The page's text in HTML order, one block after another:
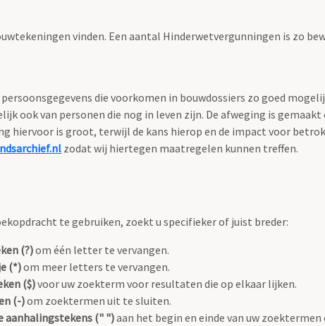
vinden. Een aantal Hinderwetvergunningen is zo
die voorkomen in bouwdossiers zo goed
ook van personen die nog in leven zijn. De afweging is
hiervoor is groot, terwijl de kans hierop en de impact voor
zodat wij hiertegen maatregelen kunnen treffen.
te gebruiken, zoekt u specifieker of juist breder:
(?)om één letter te vervangen.
(*)om meer letters te vervangen.
($)voor uw zoekterm voor resultaten die op elkaar lijken.
(-)om zoektermen uit te sluiten.
aanhalingstekens (" ")aan het begin en einde van uw